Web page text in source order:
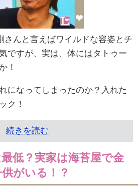
さんと言えばワイルドな容姿とチ
ですが、実は、体にはタトゥー
！
になってしまったのか？入れた
ク！
続きを読む
低？実家は海苔屋で金
がいる！？